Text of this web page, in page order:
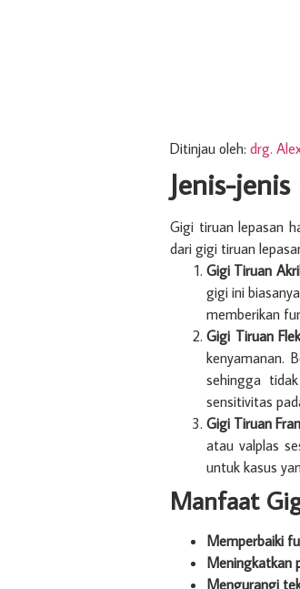
Ditinjau oleh: drg.
Jenis-
Gigi tiruan lepasan
dari gigi tiruan
Gigi Tiruan
gigi ini
memberikan
Gigi Tiruan
kenyamanan.
sehingga
sensitivitas
Gigi Tiruan
atau valplas
untuk kasus
Manfaat
Memperbaiki
Meningkatkan
Mengurangi